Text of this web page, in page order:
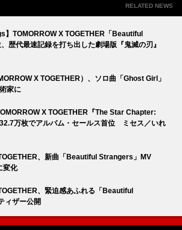
RELATED NEWS
】TOMORROW X TOGETHER「Beautiful
歴代最速記録を打ち出した劇場版『鬼滅の刃』
X TOGETHER）、ソロ曲「Ghost Girl」
家に
X TOGETHER『The Star Chapter:
万枚でアルバム・セールス首位 ミセス／いれ
、新曲「Beautiful Strangers」MV
変化
、緊迫感あふれる「Beautiful
ィザー公開